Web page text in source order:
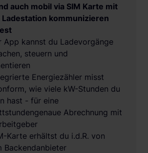
auch mobil via SIM Karte mit
Ladestation kommunizieren
App kannst du Ladevorgänge
steuern und
Energiezähler misst
wie viele kW-Stunden du
hast - für eine
Abrechnung mit
Karte erhältst du i.d.R. von
Backendanbieter